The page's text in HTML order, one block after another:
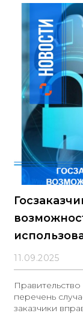
11.09.2025
перечень
заказчики